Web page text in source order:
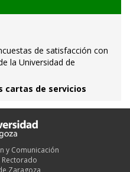
de satisfacción con
la Universidad de
cartas de servicios
y Comunicación
Zaragoza